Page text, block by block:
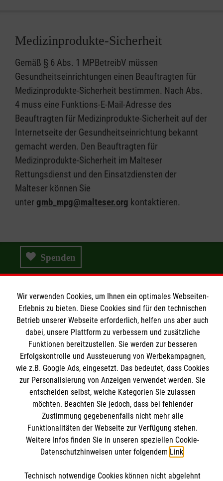
Medizinprodukte-Sicherheit
Gemäß § 6 Abs. 1 MPBetreibV müssen
Gesundheitseinrichtungen einen Beauftragten für
Medizinprodukte-Sicherheit bestimmen. Nach Abs.
4 muss eine Funktions-E-Mail-Adresse des
Beauftragten für Medizinprodukte-Sicherheit auf der
Internetseite der Gesundheitseinrichtung bekannt
gemacht werden. Den Beauftragten für
Medizinprodukte-Sicherheit im Malteser
Rettungsdienst und den Einsatzdiensten der
Malteser können Sie
unter gmb_mpg@malteser.org kontaktieren.
Spenden
Wir Malteser
Wir Malteser
Spenden & Helfen
Angebote & Leistungen
Kursangebote
Mitarbeiten & Aktiv werden
Informationen
Kontakt
Presse und Medien
Impressum
Datenschutz
Malteser online
Malteserorden
Spendenkonto
Wir verwenden Cookies, um Ihnen ein optimales Webseiten-
Erlebnis zu bieten. Diese Cookies sind für den technischen
Betrieb unserer Webseite erforderlich, helfen uns aber auch
dabei, unsere Plattform zu verbessern und zusätzliche
Funktionen bereitzustellen. Sie werden zur besseren
Erfolgskontrolle und Aussteuerung von Werbekampagnen,
wie z.B. Google Ads, eingesetzt. Das bedeutet, dass Cookies
zur Personalisierung von Anzeigen verwendet werden. Sie
entscheiden selbst, welche Kategorien Sie zulassen
möchten. Beachten Sie jedoch, dass bei fehlender
Zustimmung gegebenenfalls nicht mehr alle
Funktionalitäten der Webseite zur Verfügung stehen.
Weitere Infos finden Sie in unseren speziellen Cookie-
Datenschutzhinweisen unter folgendem Link.
Technisch notwendige Cookies können nicht abgelehnt